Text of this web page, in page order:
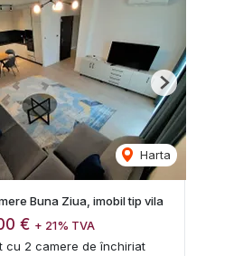
Harta
Next
Buna Ziua, imobil tip vila
€ + 21% TVA
cu 2 camere de închiriat